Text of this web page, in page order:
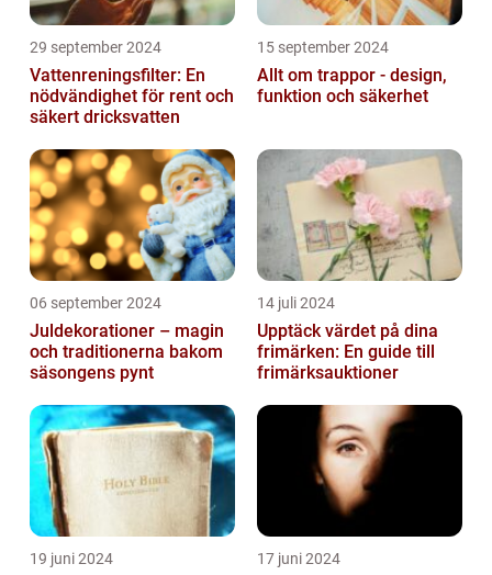
29 september 2024
Vattenreningsfilter: En
nödvändighet för rent och
säkert dricksvatten
15 september 2024
Allt om trappor - design,
funktion och säkerhet
06 september 2024
Juldekorationer – magin
och traditionerna bakom
säsongens pynt
14 juli 2024
Upptäck värdet på dina
frimärken: En guide till
frimärksauktioner
19 juni 2024 17 juni 2024